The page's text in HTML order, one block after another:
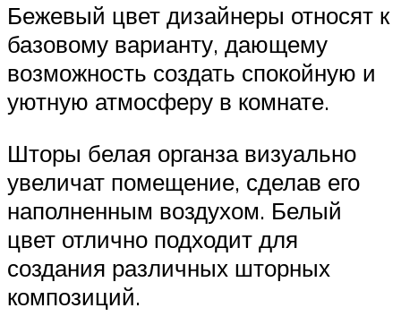
Бежевый цвет дизайнеры относят к
базовому варианту, дающему
возможность создать спокойную и
уютную атмосферу в комнате.
Шторы белая органза визуально
увеличат помещение, сделав его
наполненным воздухом. Белый
цвет отлично подходит для
создания различных шторных
композиций.